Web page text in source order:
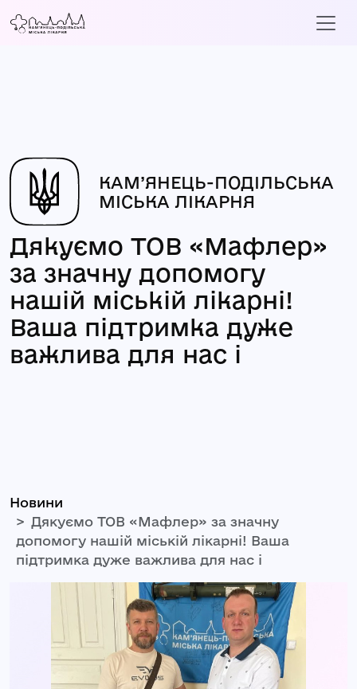
КАМ’ЯНЕЦЬ-ПОДІЛЬСЬКА
МІСЬКА ЛІКАРНЯ
Дякуємо ТОВ «Мафлер»
за значну допомогу
нашій міській лікарні!
Ваша підтримка дуже
важлива для нас і
Новини
Дякуємо ТОВ «Мафлер» за значну
допомогу нашій міській лікарні! Ваша
підтримка дуже важлива для нас і